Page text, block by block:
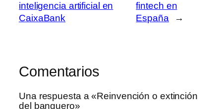
inteligencia artificial en
CaixaBank
fintech en
España
→
Comentarios
Una respuesta a «Reinvención o extinción
del banquero»